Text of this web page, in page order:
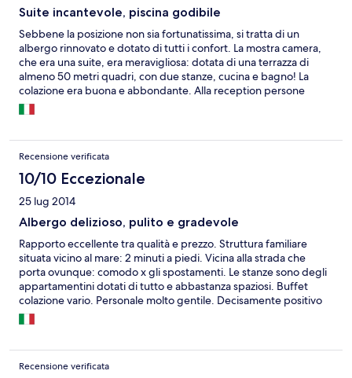
Suite incantevole, piscina godibile
Sebbene la posizione non sia fortunatissima, si tratta di un
albergo rinnovato e dotato di tutti i confort. La mostra camera,
che era una suite, era meravigliosa: dotata di una terrazza di
almeno 50 metri quadri, con due stanze, cucina e bagno! La
colazione era buona e abbondante. Alla reception persone
molto competenti. Da non dimenticare la piscina, doppia, con
Open bar e giochi annessi.
Recensione verificata
10/10 Eccezionale
25 lug 2014
Albergo delizioso, pulito e gradevole
Rapporto eccellente tra qualità e prezzo. Struttura familiare
situata vicino al mare: 2 minuti a piedi. Vicina alla strada che
porta ovunque: comodo x gli spostamenti. Le stanze sono degli
appartamentini dotati di tutto e abbastanza spaziosi. Buffet
colazione vario. Personale molto gentile. Decisamente positivo
Recensione verificata